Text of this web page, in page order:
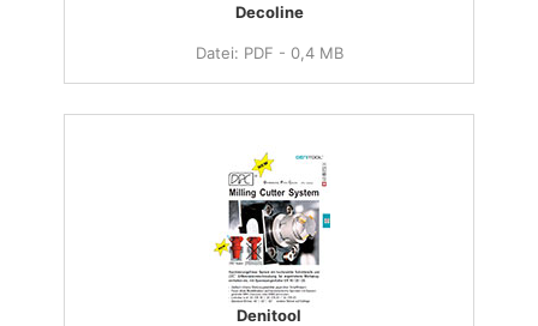
Decoline
Datei: PDF - 0,4 MB
Denitool